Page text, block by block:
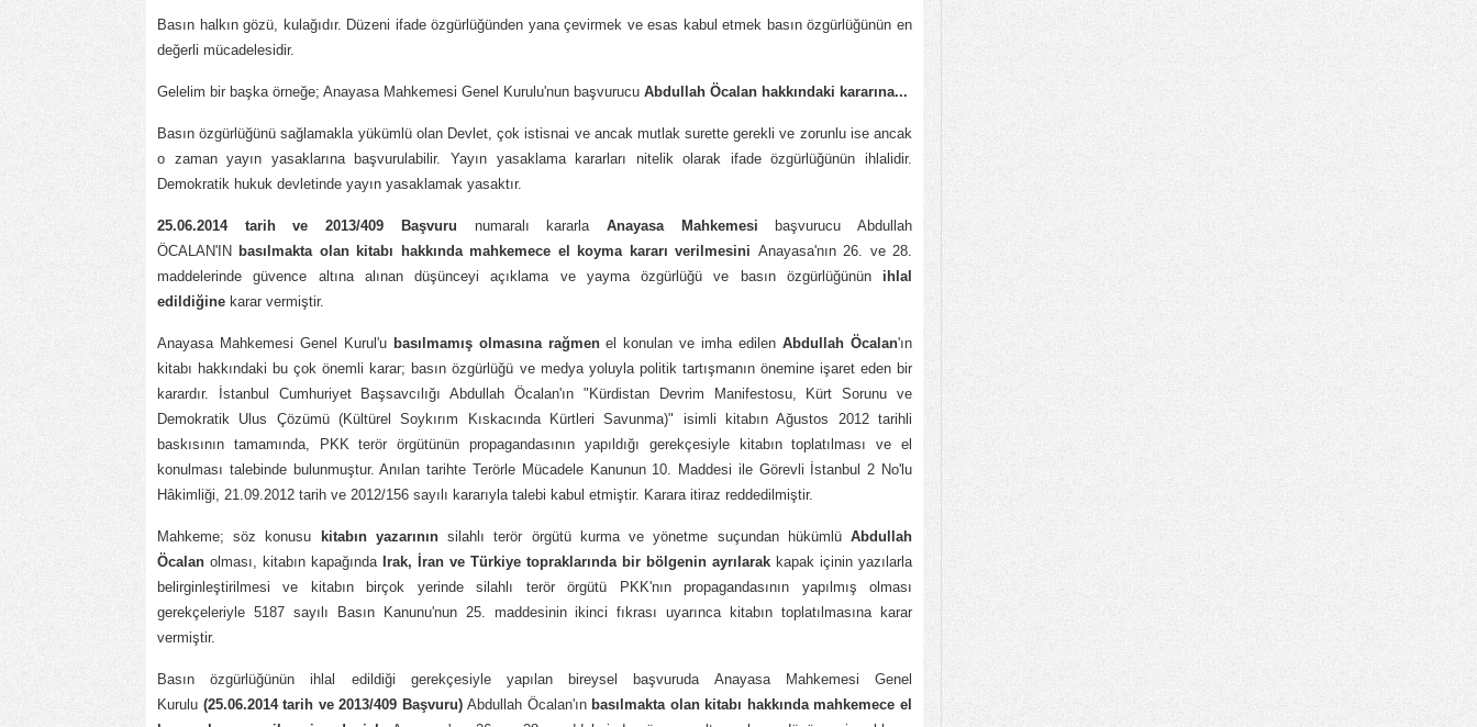
Basın halkın gözü, kulağıdır. Düzeni ifade özgürlüğünden yana çevirmek ve esas kabul etmek basın özgürlüğünün en
değerli mücadelesidir.
Gelelim bir başka örneğe; Anayasa Mahkemesi Genel Kurulu'nun başvurucu Abdullah Öcalan hakkındaki kararına...
Basın özgürlüğünü sağlamakla yükümlü olan Devlet, çok istisnai ve ancak mutlak surette gerekli ve zorunlu ise ancak
o zaman yayın yasaklarına başvurulabilir. Yayın yasaklama kararları nitelik olarak ifade özgürlüğünün ihlalidir.
Demokratik hukuk devletinde yayın yasaklamak yasaktır.
25.06.2014 tarih ve 2013/409 Başvuru numaralı kararla Anayasa Mahkemesi başvurucu Abdullah
ÖCALAN'IN basılmakta olan kitabı hakkında mahkemece el koyma kararı verilmesini Anayasa'nın 26. ve 28.
maddelerinde güvence altına alınan düşünceyi açıklama ve yayma özgürlüğü ve basın özgürlüğünün ihlal
edildiğine karar vermiştir.
Anayasa Mahkemesi Genel Kurul'u basılmamış olmasına rağmenel konulan ve imha edilenAbdullah Öcalan'ın
kitabı hakkındaki bu çok önemli karar; basın özgürlüğü ve medya yoluyla politik tartışmanın önemine işaret eden bir
karardır. İstanbul Cumhuriyet Başsavcılığı Abdullah Öcalan'ın "Kürdistan Devrim Manifestosu, Kürt Sorunu ve
Demokratik Ulus Çözümü (Kültürel Soykırım Kıskacında Kürtleri Savunma)" isimli kitabın Ağustos 2012 tarihli
baskısının tamamında, PKK terör örgütünün propagandasının yapıldığı gerekçesiyle kitabın toplatılması ve el
konulması talebinde bulunmuştur. Anılan tarihte Terörle Mücadele Kanunun 10. Maddesi ile Görevli İstanbul 2 No'lu
Hâkimliği, 21.09.2012 tarih ve 2012/156 sayılı kararıyla talebi kabul etmiştir. Karara itiraz reddedilmiştir.
Mahkeme; söz konusu kitabın yazarınınsilahlı terör örgütü kurma ve yönetme suçundan hükümlüAbdullah
Öcalan olması, kitabın kapağında Irak, İran ve Türkiye topraklarında bir bölgenin ayrılarak kapak içinin yazılarla
belirginleştirilmesi ve kitabın birçok yerinde silahlı terör örgütü PKK'nın propagandasının yapılmış olması
gerekçeleriyle 5187 sayılı Basın Kanunu'nun 25. maddesinin ikinci fıkrası uyarınca kitabın toplatılmasına karar
vermiştir.
Basın özgürlüğünün ihlal edildiği gerekçesiyle yapılan bireysel başvuruda Anayasa Mahkemesi Genel
Kurulu (25.06.2014 tarih ve 2013/409 Başvuru)Abdullah Öcalan'ınbasılmakta olan kitabı hakkında mahkemece el